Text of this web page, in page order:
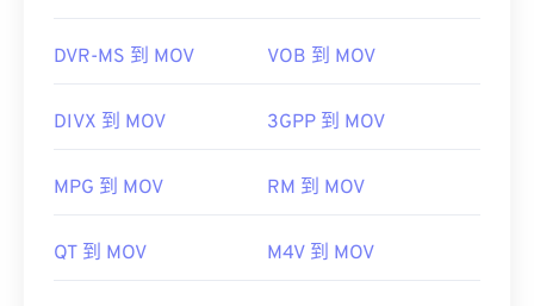
DVR-MS 到 MOV VOB 到 MOV
DIVX 到 MOV 3GPP 到 MOV
MPG 到 MOV RM 到 MOV
QT 到 MOV M4V 到 MOV